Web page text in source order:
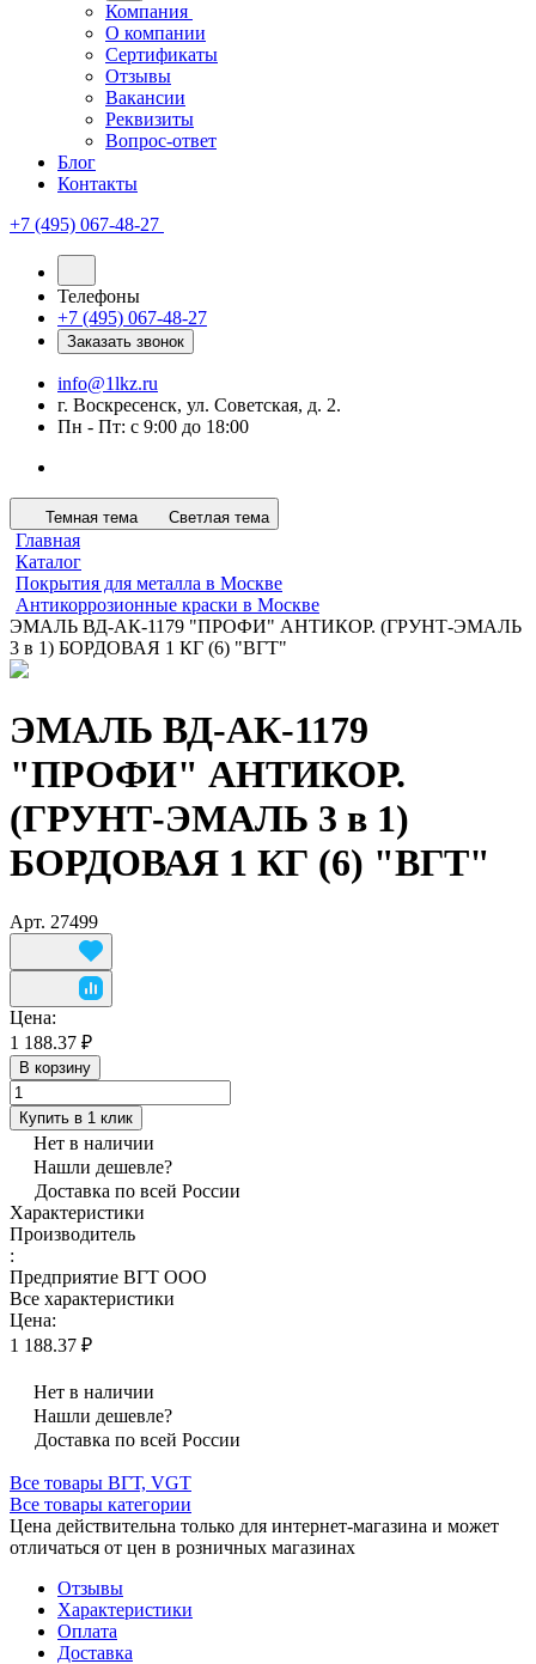
Компания
О компании
Сертификаты
Отзывы
Вакансии
Реквизиты
Вопрос-ответ
Блог
Контакты
+7 (495) 067-48-27
Телефоны
+7 (495) 067-48-27
Заказать звонок
info@1lkz.ru
г. Воскресенск, ул. Советская, д. 2.
Пн - Пт: с 9:00 до 18:00
Темная тема Светлая тема
Главная
Каталог
Покрытия для металла в Москве
Антикоррозионные краски в Москве
ЭМАЛЬ ВД-АК-1179 "ПРОФИ" АНТИКОР. (ГРУНТ-ЭМАЛЬ
3 в 1) БОРДОВАЯ 1 КГ (6) "ВГТ"
ЭМАЛЬ ВД-АК-1179
"ПРОФИ" АНТИКОР.
(ГРУНТ-ЭМАЛЬ 3 в 1)
БОРДОВАЯ 1 КГ (6) "ВГТ"
Арт. 27499
Цена:
1 188.37 ₽
В корзину
Купить в 1 клик
Нет в наличии
Нашли дешевле?
Доставка по всей России
Характеристики
Производитель
:
Предприятие ВГТ ООО
Все характеристики
Цена:
1 188.37 ₽
Нет в наличии
Нашли дешевле?
Доставка по всей России
Все товары ВГТ, VGT
Все товары категории
Цена действительна только для интернет-магазина и может
отличаться от цен в розничных магазинах
Отзывы
Характеристики
Оплата
Доставка